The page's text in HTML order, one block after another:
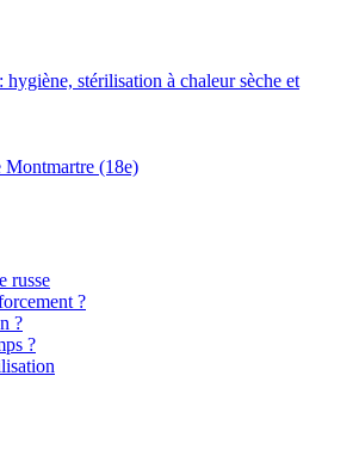
hygiène, stérilisation à chaleur sèche et
Montmartre (18e)
russe
?
?
?